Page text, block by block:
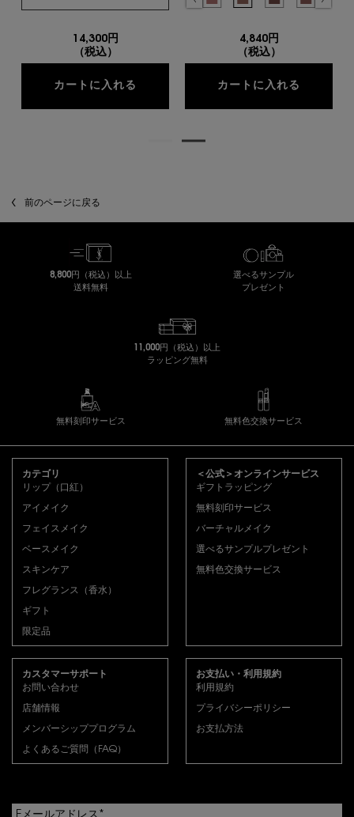
14,300円
（税込）
カートに入れる リブレ オーデパルファム ベリークラッ
4,840円
（税込）
カートに入れる
前のページに戻る
8,800円（税込）以上
送料無料
選べるサンプル
プレゼント
11,000円（税込）以上
ラッピング無料
無料刻印サービス 無料色交換サービス
カテゴリ
リップ（口紅）
アイメイク
フェイスメイク
ベースメイク
スキンケア
フレグランス（香水）
ギフト
限定品
＜公式＞オンラインサービス
ギフトラッピング
無料刻印サービス
バーチャルメイク
選べるサンプルプレゼント
無料色交換サービス
カスタマーサポート
お問い合わせ
店舗情報
メンバーシッププログラム
よくあるご質問（FAQ）
お支払い・利用規約
利用規約
プライバシーポリシー
お支払方法